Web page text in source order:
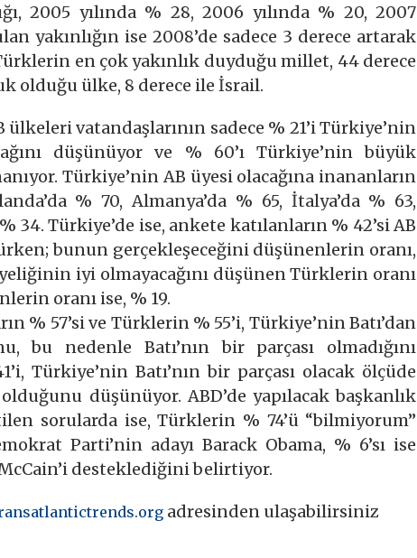
2005 yılında % 28, 2006 yılında % 20, 2007
yakınlığın ise 2008’de sadece 3 derece artarak
en çok yakınlık duyduğu millet, 44 derece
olduğu ülke, 8 derece ile İsrail.
ülkeleri vatandaşlarının sadece % 21’i Türkiye’nin
düşünüyor ve % 60’ı Türkiye’nin büyük
Türkiye’nin AB üyesi olacağına inananların
% 70, Almanya’da % 65, İtalya’da % 63,
34. Türkiye’de ise, ankete katılanların % 42’si AB
bunun gerçekleşeceğini düşünenlerin oranı,
iyi olmayacağını düşünen Türklerin oranı
oranı ise, % 19.
% 57’si ve Türklerin % 55’i, Türkiye’nin Batı’dan
bu nedenle Batı’nın bir parçası olmadığını
Türkiye’nin Batı’nın bir parçası olacak ölçüde
düşünüyor. ABD’de yapılacak başkanlık
sorularda ise, Türklerin % 74’ü “bilmiyorum”
Parti’nin adayı Barack Obama, % 6’sı ise
desteklediğini belirtiyor.
adresinden ulaşabilirsiniz